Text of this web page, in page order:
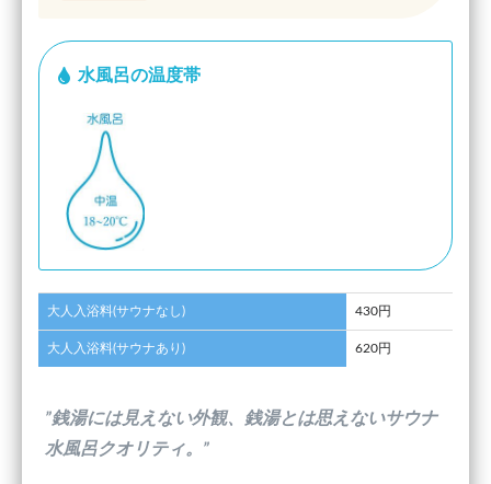
水風呂の温度帯
大人入浴料(サウナなし) 430円
大人入浴料(サウナあり) 620円
”銭湯には見えない外観、銭湯とは思えないサウナ
水風呂クオリティ。”